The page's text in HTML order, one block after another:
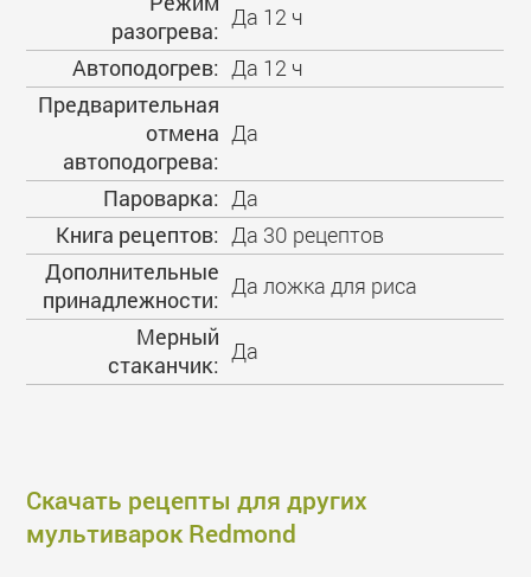
разогрева:
Да 12 ч
Автоподогрев: Да 12 ч
Предварительная
отмена
автоподогрева:
Да
Пароварка: Да
Книга рецептов: Да 30 рецептов
Дополнительные
принадлежности:
Да ложка для риса
Мерный
стаканчик:
Да
Скачать рецепты для других
мультиварок Redmond